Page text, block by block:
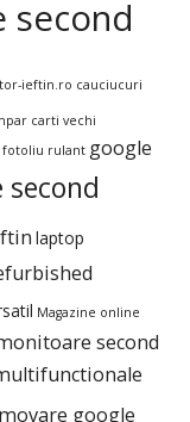
second
ieftin.ro cauciucuri
carti vechi
fotoliu rulant google
laptop
Magazine online
second
google